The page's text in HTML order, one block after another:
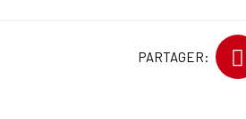
PARTAGER: